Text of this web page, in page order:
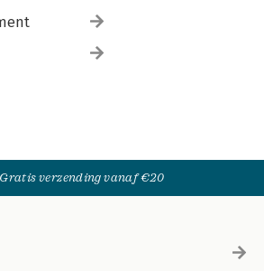
Gratis verzending vanaf €20